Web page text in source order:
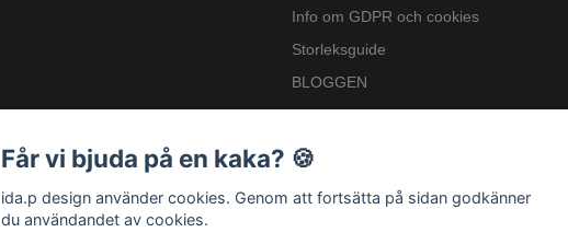
Info om GDPR och cookies
Storleksguide
BLOGGEN
Nyhetsbrev
Info om GSPR
Får vi bjuda på en kaka? 🍪
ida.p design använder cookies. Genom att fortsätta på sidan godkänner
du användandet av cookies.